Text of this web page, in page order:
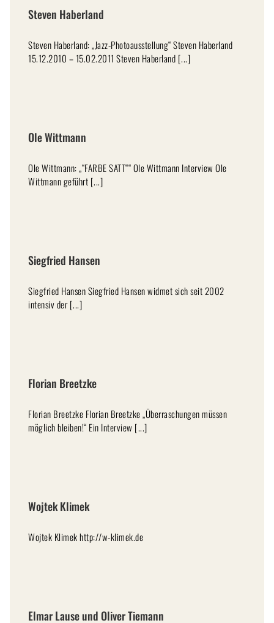
Steven Haberland
Steven Haberland: „Jazz-Photoausstellung“ Steven Haberland
15.12.2010 – 15.02.2011 Steven Haberland [...]
Ole Wittmann
Ole Wittmann: „“FARBE SATT““ Ole Wittmann Interview Ole
Wittmann geführt [...]
Siegfried Hansen
Siegfried Hansen Siegfried Hansen widmet sich seit 2002
intensiv der [...]
Florian Breetzke
Florian Breetzke Florian Breetzke „Überraschungen müssen
möglich bleiben!“ Ein Interview [...]
Wojtek Klimek
Wojtek Klimek http://w-klimek.de
Elmar Lause und Oliver Tiemann